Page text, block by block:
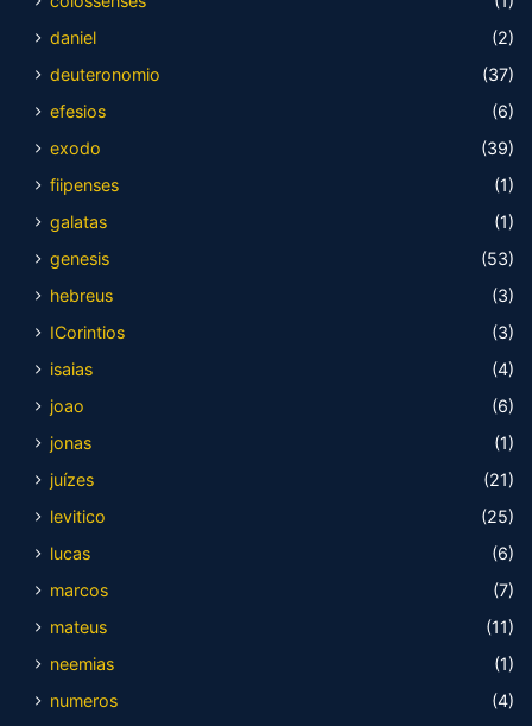
daniel
(2)
deuteronomio
(37)
efesios
(6)
exodo
(39)
fiipenses
(1)
galatas
(1)
genesis
(53)
hebreus
(3)
ICorintios
(3)
isaias
(4)
joao
(6)
jonas
(1)
juízes
(21)
levitico
(25)
lucas
(6)
marcos
(7)
mateus
(11)
neemias
(1)
numeros
(4)